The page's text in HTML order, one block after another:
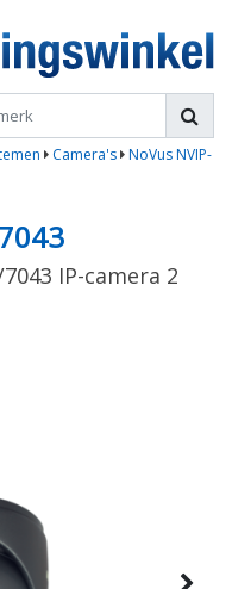
Camera's NoVus NVIP-
IP-camera 2